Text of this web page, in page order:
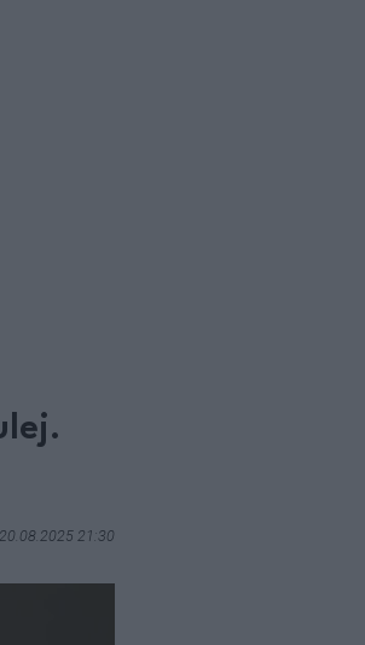
20.08.2025 21:30